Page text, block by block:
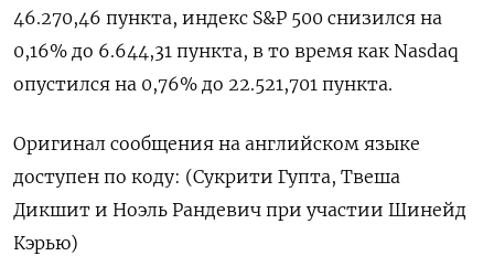
46.270,46 пункта, индекс S&P 500 снизился на
0,16% до 6.644,31 пункта​, в то время как ​Nasdaq
опустился на 0,76% до 22.521,701 пункта​.
Оригинал сообщения на английском языке
доступен по коду: (Сукрити Гупта, Твеша
Дикшит и Ноэль Рандевич при участии Шинейд
Кэрью)